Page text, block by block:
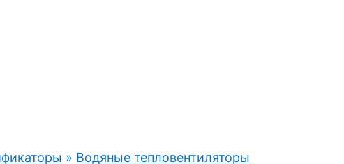
» Водяные тепловентиляторы